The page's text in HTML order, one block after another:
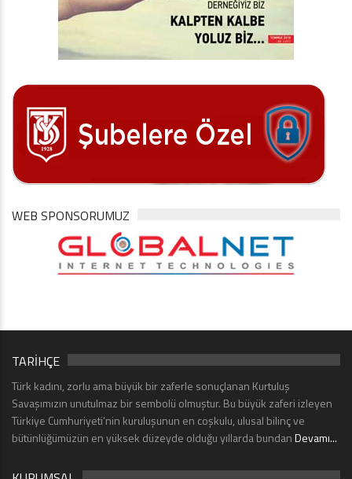
WEB SPONSORUMUZ
TARİHÇE
Türk kadını, zorlu ama büyük bir zaferle sonuçlanan Kurtuluş
Savaşımızın unutulmaz bir sembolü olmuştur. Bu büyük zaferi izleyen
Türkiye Cumhuriyeti’nin kuruluşunun en coşkulu, ulusal bilinç ve
bütünlüğümüzün en yüksek düzeyde olduğu yıllarda bundanDevamı...